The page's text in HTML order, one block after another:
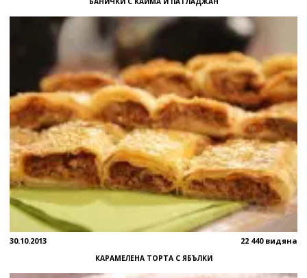
30.10.2013 22 440 видяна
КАРАМЕЛЕНА ТОРТА С ЯБЪЛКИ